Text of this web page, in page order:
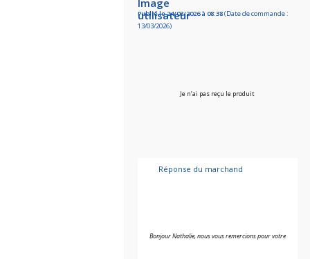
Publié le 24/03/2026 à 08:38(Date de commande :
13/03/2026)
Je n’ai pas reçu le produit
Réponse du marchand
Bonjour Nathalie, nous vous remercions pour votre